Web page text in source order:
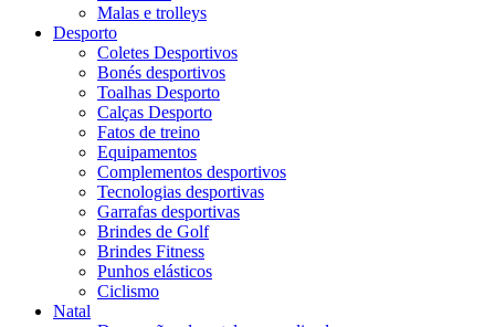
Malas e trolleys
Desporto
Coletes Desportivos
Bonés desportivos
Toalhas Desporto
Calças Desporto
Fatos de treino
Equipamentos
Complementos desportivos
Tecnologias desportivas
Garrafas desportivas
Brindes de Golf
Brindes Fitness
Punhos elásticos
Ciclismo
Natal